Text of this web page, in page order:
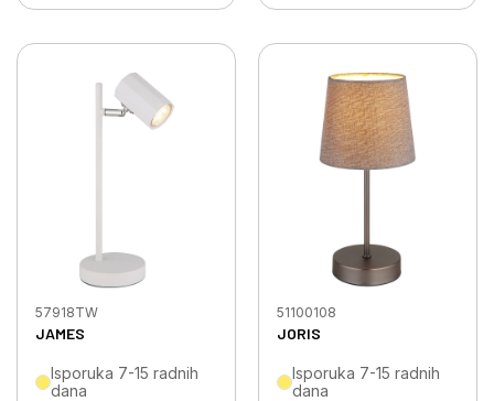
JAMES
57918TW
Isporuka 7-15 radnih
dana
JORIS
51100108
Isporuka 7-15 radnih
dana